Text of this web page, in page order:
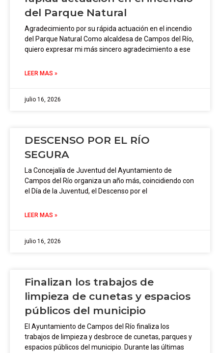
del Parque Natural
Agradecimiento por su rápida actuación en el incendio
del Parque Natural Como alcaldesa de Campos del Río,
quiero expresar mi más sincero agradecimiento a ese
LEER MAS »
julio 16, 2026
DESCENSO POR EL RÍO
SEGURA
La Concejalía de Juventud del Ayuntamiento de
Campos del Río organiza un año más, coincidiendo con
el Día de la Juventud, el Descenso por el
LEER MAS »
julio 16, 2026
Finalizan los trabajos de
limpieza de cunetas y espacios
públicos del municipio
El Ayuntamiento de Campos del Río finaliza los
trabajos de limpieza y desbroce de cunetas, parques y
espacios públicos del municipio. Durante las últimas